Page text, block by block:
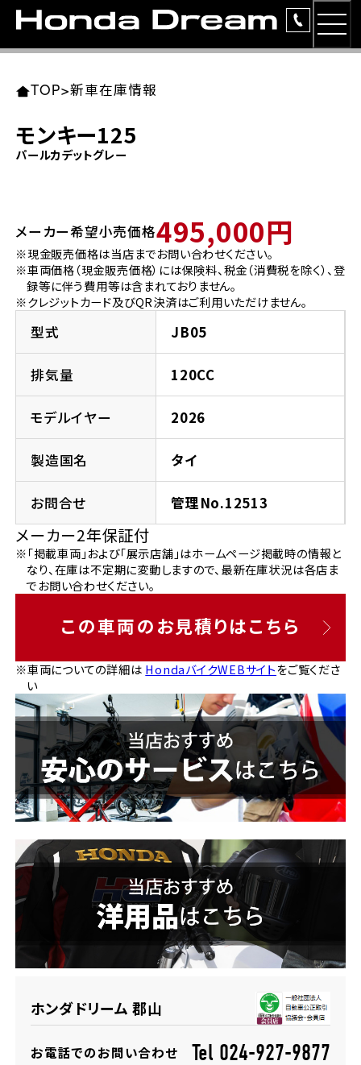
ラインアップ
レンタルバイク
洋用品
イベント
法人向けサービス
お問い合わせ
TOP>新車在庫情報
モンキー125
パールカデットグレー
メーカー希望小売価格495,000円
※現金販売価格は当店までお問い合わせください。
※車両価格（現金販売価格）には保険料、税金（消費税を除く）、登
録等に伴う費用等は含まれておりません。
※クレジットカード及びQR決済はご利用いただけません。
型式 JB05
排気量 120CC
モデルイヤー 2026
製造国名 タイ
お問合せ 管理No.12513
メーカー2年保証付
※「掲載車両」および「展示店舗」はホームページ掲載時の情報と
なり、在庫は不定期に変動しますので、最新在庫状況は各店ま
でお問い合わせください。
この車両のお見積りはこちら
※車両についての詳細は HondaバイクWEBサイトをご覧くださ
い
ホンダドリーム 郡山
お電話でのお問い合わせ Tel 024-927-9877
東北エリア 店舗一覧
岩手県
宮城県
ホンダドリーム 仙台泉
ホンダドリーム 宮城岩沼
福島県
ホンダドリーム 郡山
関東エリア 店舗一覧
東京都
ホンダドリーム 西東京
ホンダドリーム 練馬
ホンダドリーム 板橋
ホンダドリーム 葛飾
ホンダドリーム 大田
ホンダドリーム 立川
神奈川県
ホンダドリーム 磯子
ホンダドリーム 川崎宮前
ホンダドリーム 横浜緑
千葉県
ホンダドリーム 船橋
ホンダドリーム 松戸
ホンダドリーム 蘇我
ホンダドリーム ふかや花園
中部エリア 店舗一覧
愛知県
ホンダドリーム 名古屋南
ホンダドリーム 小牧
ホンダドリーム 名古屋東
ホンダドリーム 一宮
ホンダドリーム 豊橋
ホンダドリーム 名古屋上小田井
岐阜県
ホンダドリーム 岐阜
近畿エリア 店舗一覧
大阪府
ホンダドリーム 箕面
ホンダドリーム 藤井寺
ホンダドリーム 東淀川
ホンダドリーム 豊中
京都府
ホンダドリーム 京都北山
兵庫県
ホンダドリーム 神戸灘
ホンダドリーム 尼崎
ホンダドリーム 姫路
ホンダドリーム 西宮甲子園
奈良県
ホンダドリーム 奈良
中国・四国エリア 店舗一覧
岡山県
広島県
ホンダドリーム 広島
ホンダドリーム 福山
徳島県
ホンダドリーム 徳島
香川県
ホンダドリーム 高松
九州エリア 店舗一覧
福岡県
ホンダドリーム 福岡東
ホンダドリーム 久留米
ホンダドリーム 福岡春日
ホンダドリーム 福岡西
熊本県